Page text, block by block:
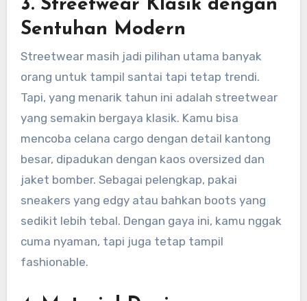
3. Streetwear Klasik dengan
Sentuhan Modern
Streetwear masih jadi pilihan utama banyak
orang untuk tampil santai tapi tetap trendi.
Tapi, yang menarik tahun ini adalah streetwear
yang semakin bergaya klasik. Kamu bisa
mencoba celana cargo dengan detail kantong
besar, dipadukan dengan kaos oversized dan
jaket bomber. Sebagai pelengkap, pakai
sneakers yang edgy atau bahkan boots yang
sedikit lebih tebal. Dengan gaya ini, kamu nggak
cuma nyaman, tapi juga tetap tampil
fashionable.